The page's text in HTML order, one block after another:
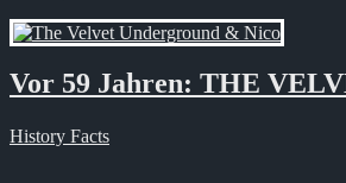
Vor 59 Jahren: THE
History Facts